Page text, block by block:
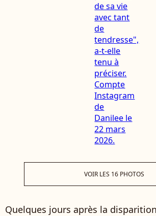
VOIR LES 16 PHOTOS
Quelques jours après la